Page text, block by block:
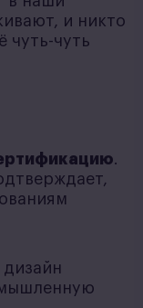
и никто
чуть-чуть
.
дизайн